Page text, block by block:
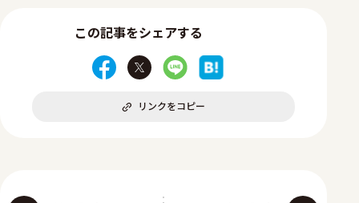
この記事をシェアする
リンクをコピー